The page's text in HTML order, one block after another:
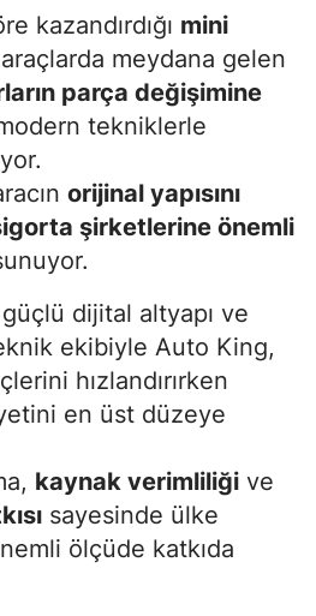
kazandırdığı mini
meydana gelen
parça değişimine
tekniklerle
orijinal yapısını
şirketlerine önemli
güçlü dijital altyapı ve
ekibiyle Auto King,
hızlandırırken
en üst düzeye
kaynak verimliliği ve
sayesinde ülke
ölçüde katkıda